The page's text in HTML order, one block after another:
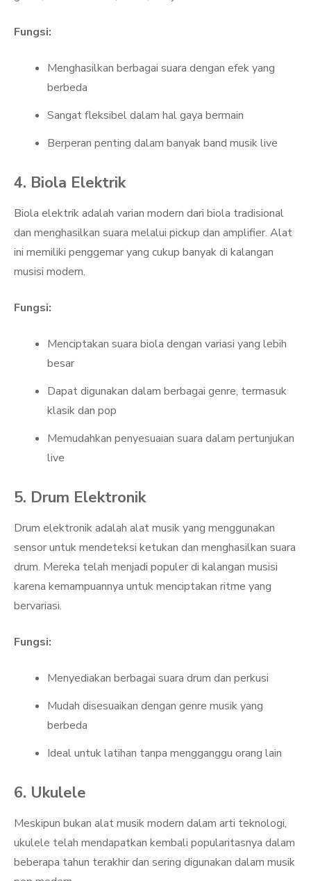
Fungsi:
Menghasilkan berbagai suara dengan efek yang
berbeda
Sangat fleksibel dalam hal gaya bermain
Berperan penting dalam banyak band musik live
4. Biola Elektrik
Biola elektrik adalah varian modern dari biola tradisional
dan menghasilkan suara melalui pickup dan amplifier. Alat
ini memiliki penggemar yang cukup banyak di kalangan
musisi modern.
Fungsi:
Menciptakan suara biola dengan variasi yang lebih
besar
Dapat digunakan dalam berbagai genre, termasuk
klasik dan pop
Memudahkan penyesuaian suara dalam pertunjukan
live
5. Drum Elektronik
Drum elektronik adalah alat musik yang menggunakan
sensor untuk mendeteksi ketukan dan menghasilkan suara
drum. Mereka telah menjadi populer di kalangan musisi
karena kemampuannya untuk menciptakan ritme yang
bervariasi.
Fungsi:
Menyediakan berbagai suara drum dan perkusi
Mudah disesuaikan dengan genre musik yang
berbeda
Ideal untuk latihan tanpa mengganggu orang lain
6. Ukulele
Meskipun bukan alat musik modern dalam arti teknologi,
ukulele telah mendapatkan kembali popularitasnya dalam
beberapa tahun terakhir dan sering digunakan dalam musik